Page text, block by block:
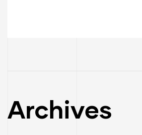
Archives